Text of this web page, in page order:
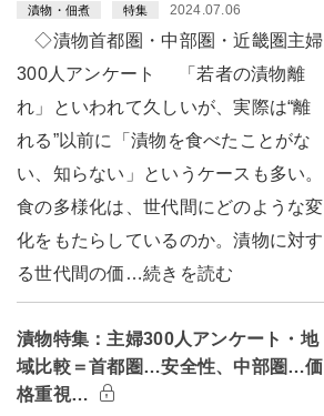
漬物・佃煮 特集 2024.07.06
◇漬物首都圏・中部圏・近畿圏主婦
300人アンケート 「若者の漬物離
れ」といわれて久しいが、実際は“離
れる”以前に「漬物を食べたことがな
い、知らない」というケースも多い。
食の多様化は、世代間にどのような変
化をもたらしているのか。漬物に対す
る世代間の価…続きを読む
漬物特集：主婦300人アンケート・地
域比較＝首都圏…安全性、中部圏…価
格重視…